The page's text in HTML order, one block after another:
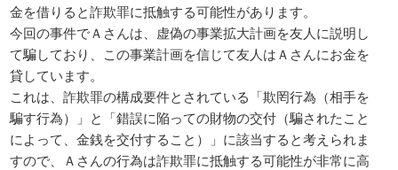
金を借りると詐欺罪に抵触する可能性があります。
今回の事件でＡさんは、虚偽の事業拡大計画を友人に説明し
て騙しており、この事業計画を信じて友人はＡさんにお金を
貸しています。
これは、詐欺罪の構成要件とされている「欺罔行為（相手を
騙す行為）」と「錯誤に陥っての財物の交付（騙されたこと
によって、金銭を交付すること）」に該当すると考えられま
すので、Ａさんの行為は詐欺罪に抵触する可能性が非常に高